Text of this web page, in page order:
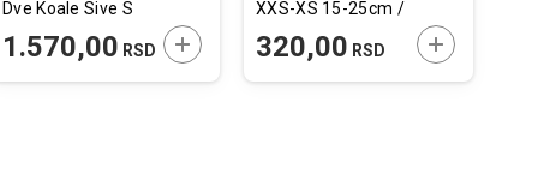
KORPU
Dve Koale Sive S
1.570,00 RSD DODAJTE U KORPU
XXS-XS 15-25cm /
320,00 RSD DODAJTE U